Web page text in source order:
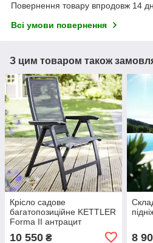
Повернення товару впродовж 14
Всі умови повернення
З цим товаром також
Крісло садове
багатопозиційне KETTLER
Forma II антрацит
10 550 ₴ 8